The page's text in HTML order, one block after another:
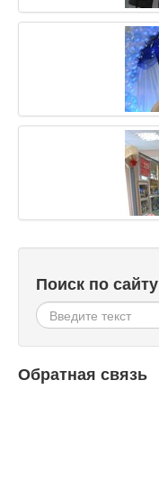
Поиск по сайту
Обратная связь